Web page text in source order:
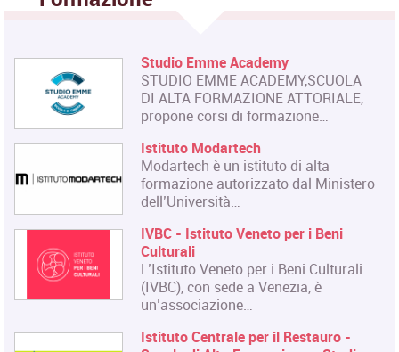
Studio Emme Academy
STUDIO EMME ACADEMY,SCUOLA
DI ALTA FORMAZIONE ATTORIALE,
propone corsi di formazione…
Istituto Modartech
Modartech è un istituto di alta
formazione autorizzato dal Ministero
dell’Università…
IVBC - Istituto Veneto per i Beni
Culturali
L’Istituto Veneto per i Beni Culturali
(IVBC), con sede a Venezia, è
un’associazione…
Istituto Centrale per il Restauro -